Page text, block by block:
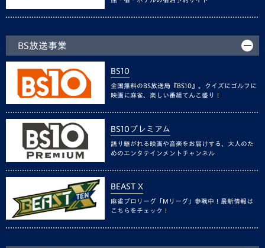
BS放送事業
BS10
全国無料のBS放送局『BS10』。クイズにゴルフに
映画に麻雀、楽しい番組てんこ盛り！
BS10プレミアム
語り継がれる映画や音楽をお届けする、大人のた
めのエンタテインメントチャンネル
BEAST X
麻雀プロリーグ「Mリーグ」参戦中！最新情報は
こちらをチェック！